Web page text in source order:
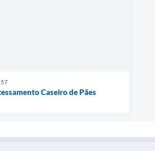
Caseiro de Pães